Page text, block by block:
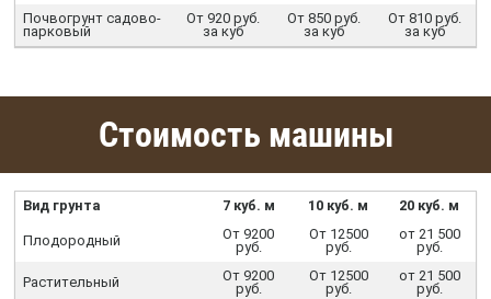
Почвогрунт садово-
парковый
От 920 руб.
за куб
От 850 руб.
за куб
От 810 руб.
за куб
Стоимость машины
Вид грунта 7 куб. м 10 куб. м 20 куб. м
Плодородный
От 9200
руб.
От 12500
руб.
от 21 500
руб.
Растительный
От 9200
руб.
От 12500
руб.
от 21 500
руб.